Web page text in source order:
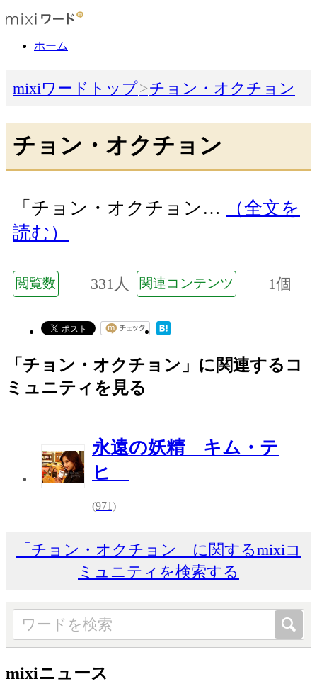
ホーム
mixiワードトップ チョン・オクチョン
チョン・オクチョン
「チョン・オクチョン…
（全文を
読む）
閲覧数 331人 関連コンテンツ 1個
「チョン・オクチョン」に関連するコ
ミュニティを見る
永遠の妖精 キム・テ
ヒ
(971)
「チョン・オクチョン」に関するmixiコ
ミュニティを検索する
mixiニュース